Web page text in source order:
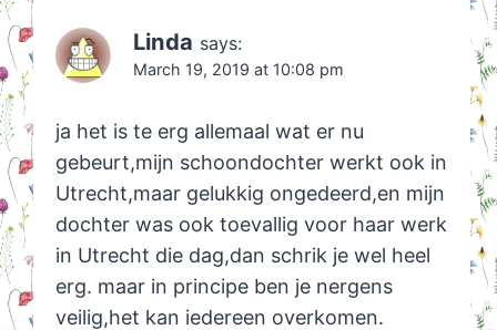
Linda says:
March 19, 2019 at 10:08 pm
ja het is te erg allemaal wat er nu
gebeurt,mijn schoondochter werkt ook in
Utrecht,maar gelukkig ongedeerd,en mijn
dochter was ook toevallig voor haar werk
in Utrecht die dag,dan schrik je wel heel
erg. maar in principe ben je nergens
veilig,het kan iedereen overkomen.